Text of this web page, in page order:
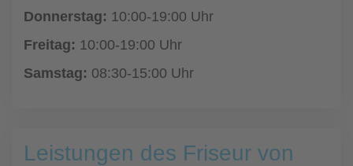
Donnerstag: 10:00-19:00 Uhr
Freitag: 10:00-19:00 Uhr
Samstag: 08:30-15:00 Uhr
Leistungen des Friseur von